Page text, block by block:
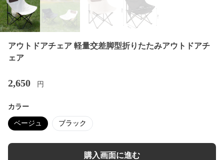
アウトドアチェア 軽量交差脚型折りたたみアウトドアチ
ェア
2,650 円
カラー
ベージュ ブラック
購入画面に進む